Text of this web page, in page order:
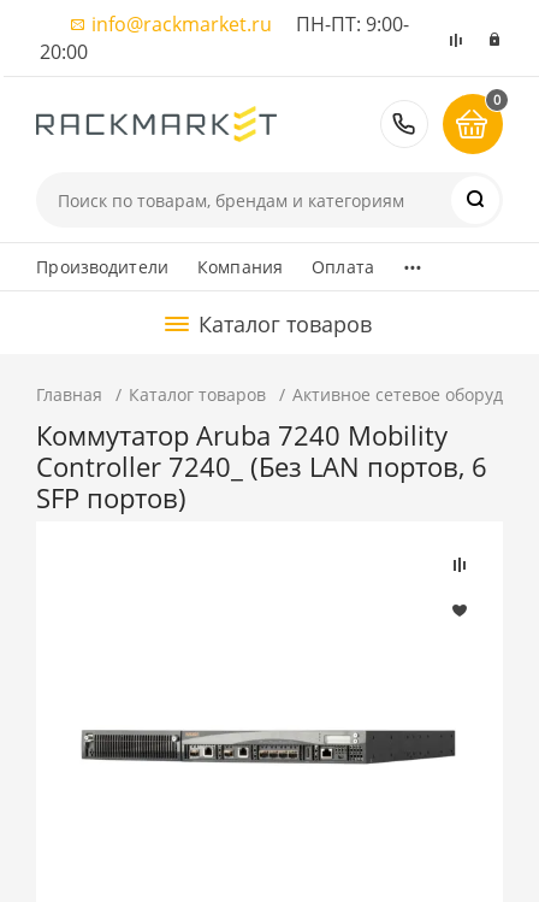
info@rackmarket.ru ПН-ПТ: 9:00-
20:00
8 (495)
0
Производители Компания Оплата ...
Каталог товаров
Главная Каталог товаров Активное сетевое
Коммутатор Aruba 7240 Mobility
Controller 7240_ (Без LAN портов, 6
SFP портов)